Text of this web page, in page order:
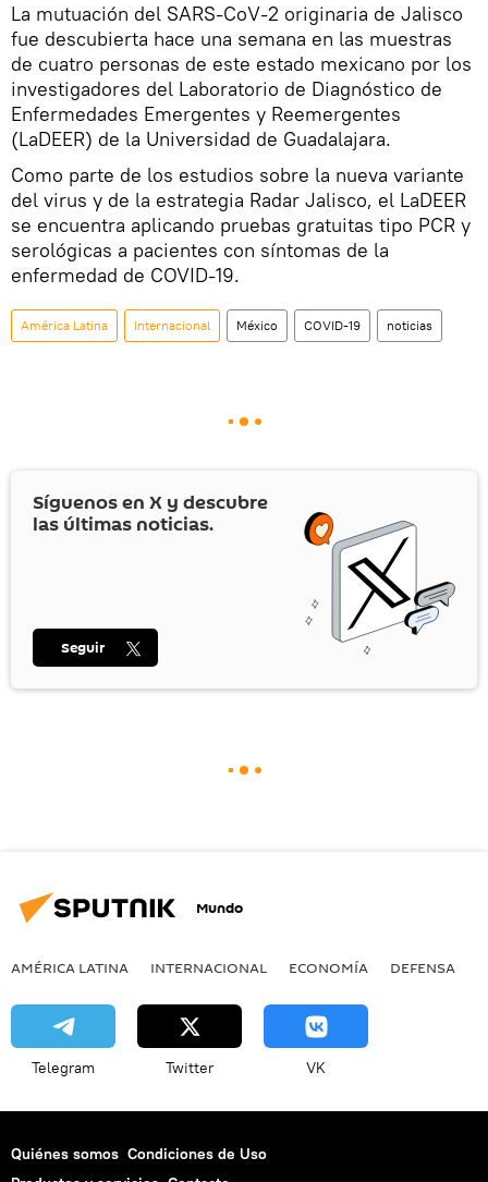
La mutuación del SARS-CoV-2 originaria de Jalisco
fue descubierta hace una semana en las muestras
de cuatro personas de este estado mexicano por los
investigadores del Laboratorio de Diagnóstico de
Enfermedades Emergentes y Reemergentes
(LaDEER) de la Universidad de Guadalajara.
Como parte de los estudios sobre la nueva variante
del virus y de la estrategia Radar Jalisco, el LaDEER
se encuentra aplicando pruebas gratuitas tipo PCR y
serológicas a pacientes con síntomas de la
enfermedad de COVID-19.
América Latina Internacional México COVID-19 noticias
Síguenos en X y descubre
las últimas noticias.
Seguir
Mundo
AMÉRICA LATINA INTERNACIONAL ECONOMÍA DEFENSA
Telegram Twitter VK
Quiénes somos Condiciones de Uso